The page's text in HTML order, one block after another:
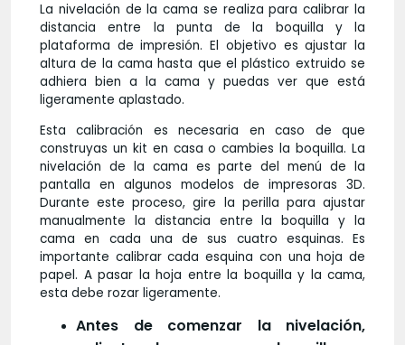
La nivelación de la cama se realiza para calibrar la
distancia entre la punta de la boquilla y la
plataforma de impresión. El objetivo es ajustar la
altura de la cama hasta que el plástico extruido se
adhiera bien a la cama y puedas ver que está
ligeramente aplastado.
Esta calibración es necesaria en caso de que
construyas un kit en casa o cambies la boquilla. La
nivelación de la cama es parte del menú de la
pantalla en algunos modelos de impresoras 3D.
Durante este proceso, gire la perilla para ajustar
manualmente la distancia entre la boquilla y la
cama en cada una de sus cuatro esquinas. Es
importante calibrar cada esquina con una hoja de
papel. A pasar la hoja entre la boquilla y la cama,
esta debe rozar ligeramente.
Antes de comenzar la nivelación,